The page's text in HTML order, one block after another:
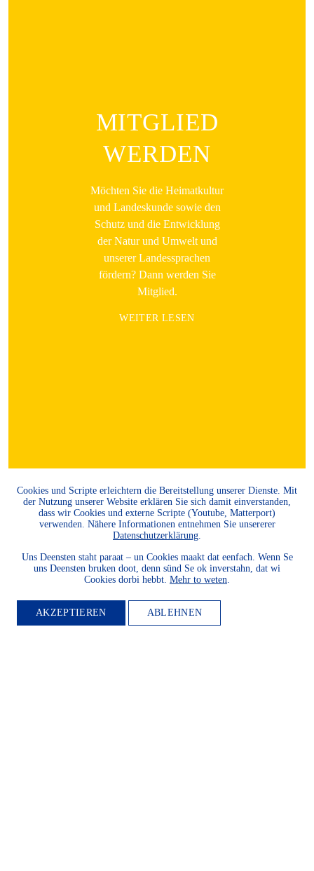
MITGLIED
WERDEN
Möchten Sie die Heimatkultur
und Landeskunde sowie den
Schutz und die Entwicklung
der Natur und Umwelt und
unserer Landessprachen
fördern? Dann werden Sie
Mitglied.
WEITER LESEN
Cookies und Scripte erleichtern die Bereitstellung unserer Dienste. Mit
der Nutzung unserer Website erklären Sie sich damit einverstanden,
dass wir Cookies und externe Scripte (Youtube, Matterport)
verwenden. Nähere Informationen entnehmen Sie unsererer
Datenschutzerklärung
Uns Deensten staht paraat – un Cookies maakt dat eenfach. Wenn Se
uns Deensten bruken doot, denn sünd Se ok inverstahn, dat wi
Cookies dorbi hebbt. Mehr to weten
AKZEPTIEREN ABLEHNEN